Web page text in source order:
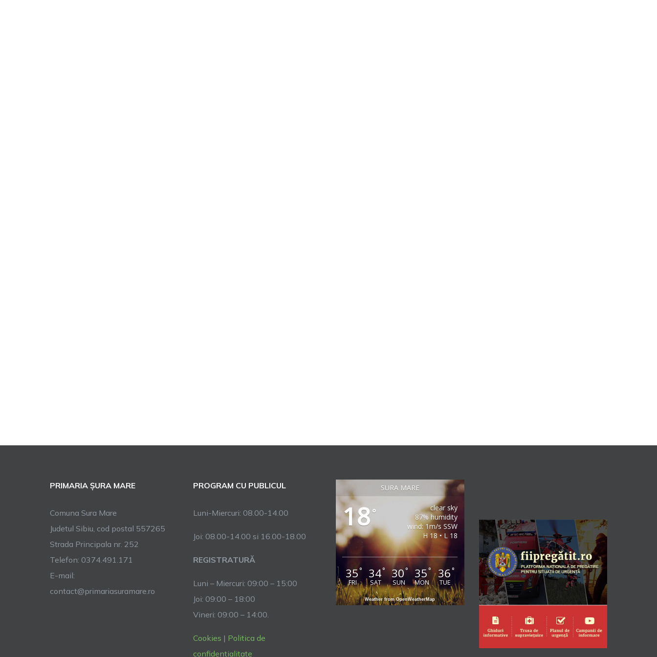
PRIMARIA ȘURA MARE
Comuna Sura Mare
Judetul Sibiu, cod postal 557265
Strada Principala nr. 252
Telefon: 0374.491.171
E-mail:
contact@primariasuramare.ro
PROGRAM CU PUBLICUL
Luni-Miercuri: 08.00-14.00
Joi: 08.00-14.00 si 16.00-18.00
REGISTRATURĂ
Luni – Miercuri: 09:00 – 15:00
Joi: 09:00 – 18:00
Vineri: 09:00 – 14:00.
Cookies | Politica de
confidentialitate
SURA MARE
18°
clear sky
87% humidity
wind: 1m/s SSW
H 18 • L 18
35°
FRI
34°
SAT
30°
SUN
35°
MON
36°
TUE
Weather from OpenWeatherMap